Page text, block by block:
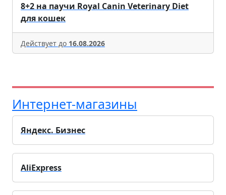
8+2 на паучи Royal Canin Veterinary Diet
для кошек
Действует до 16.08.2026
Интернет-магазины
Яндекс. Бизнес
AliExpress